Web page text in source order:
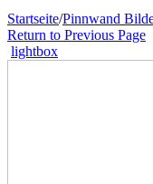
Startseite/Pinnwand
Return to Previous Page
lightbox